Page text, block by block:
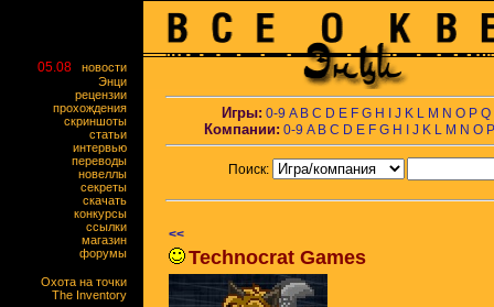
05.08
новости
Энци
рецензии
прохождения
скриншоты
статьи
интервью
переводы
новеллы
секреты
скачать
конкурсы
ссылки
магазин
форумы
Охота на точки
The Inventory
Игры: 0-9 A B C D E F G H J K L M N O P Q
Компании: 0-9 A B C D E F G H J K L M N O P
Поиск:
<<
Technocrat Games